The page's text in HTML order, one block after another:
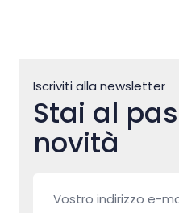
Iscriviti alla newsletter
Stai al
novità